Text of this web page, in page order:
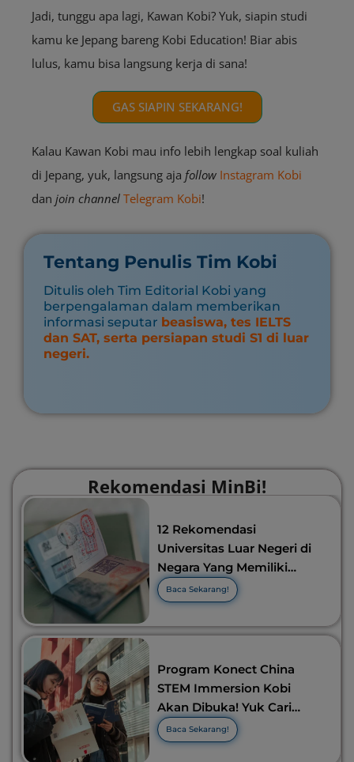
Jadi, tunggu apa lagi, Kawan Kobi? Yuk, siapin studi
kamu ke Jepang bareng Kobi Education! Biar abis
lulus, kamu bisa langsung kerja di sana!
GAS SIAPIN SEKARANG!
Kalau Kawan Kobi mau info lebih lengkap soal kuliah
di Jepang, yuk, langsung aja follow Instagram Kobi
dan join channel Telegram Kobi!
Tentang Penulis Tim Kobi
Ditulis oleh Tim Editorial Kobi yang
berpengalaman dalam memberikan
informasi seputar beasiswa, tes IELTS
dan SAT, serta persiapan studi S1 di luar
negeri.
Rekomendasi MinBi!
12 Rekomendasi
Universitas Luar Negeri di
Negara Yang Memiliki
Visa Murah di 2026-2027!
Baca Sekarang!
Program Konect China
STEM Immersion Kobi
Akan Dibuka! Yuk Cari
Tahu Info Selengkapnya!
Baca Sekarang!